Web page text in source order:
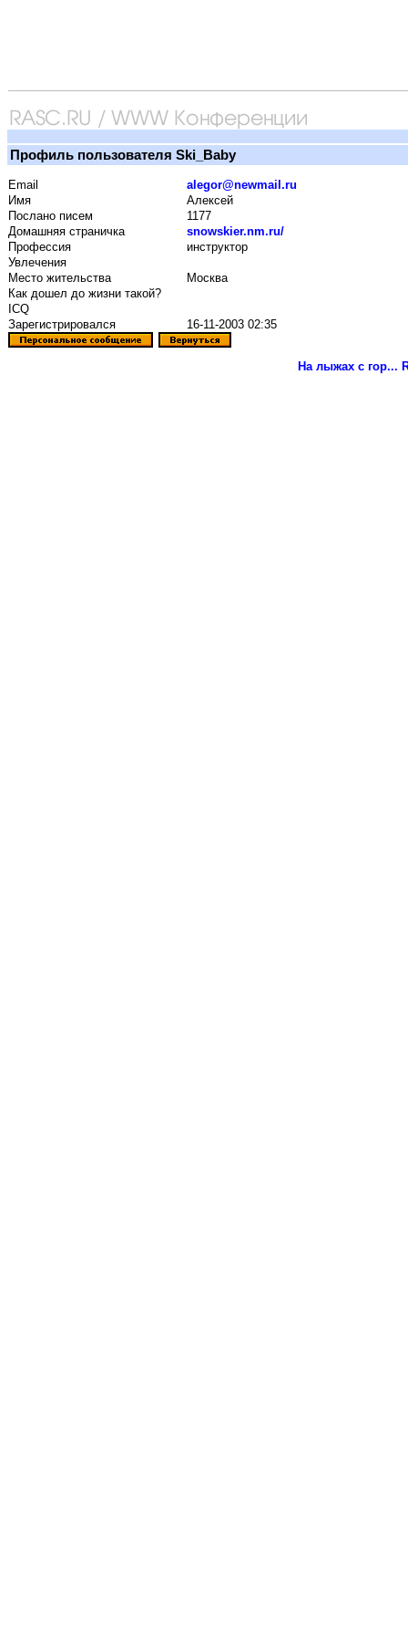
Профиль пользователя Ski_Baby
Email
alegor@newmail.ru
Имя
Алексей
Послано писем
1177
Домашняя страничка
snowskier.nm.ru/
Профессия
инструктор
Увлечения
Место жительства
Москва
Как дошел до жизни такой?
ICQ
Зарегистрировался
16-11-2003 02:35
На лыжах с гор...